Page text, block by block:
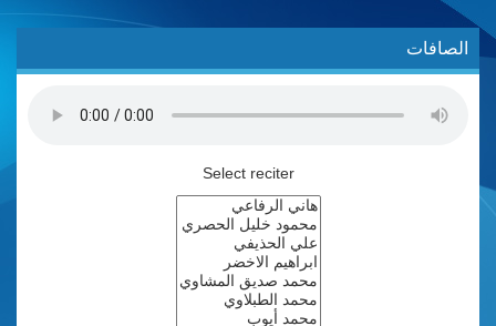
الصافات
Select reciter